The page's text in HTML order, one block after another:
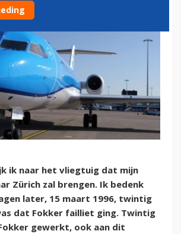
ik naar het vliegtuig dat mijn
Zürich zal brengen. Ik bedenk
later, 15 maart 1996, twintig
dat Fokker failliet ging. Twintig
gewerkt, ook aan dit